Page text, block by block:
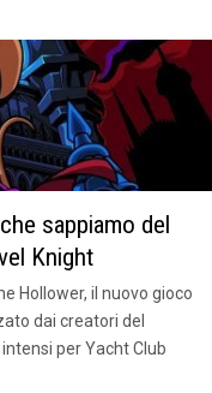
sappiamo del
Knight
Hollower, il nuovo gioco
dai creatori del
per Yacht Club